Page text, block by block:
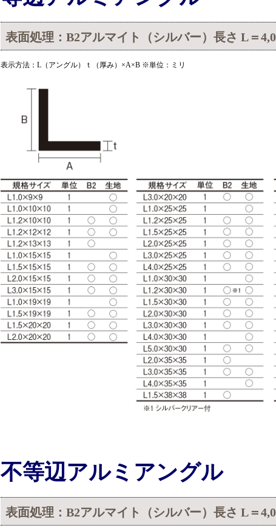
表面処理：B2アルマイト（シルバー）長さ L＝
表示方法：L（アングル）ｔ（厚み）×A×B ※単位：ミリ
不等辺アルミアングル
表面処理：B2アルマイト（シルバー）長さ L＝